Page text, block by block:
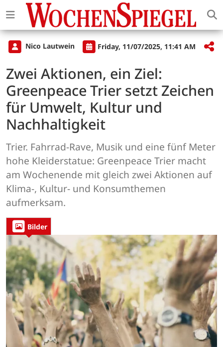
Nico Lautwein Friday, 11/07/2025, 11:41 AM
Zwei Aktionen, ein Ziel:
Greenpeace Trier setzt Zeichen
für Umwelt, Kultur und
Nachhaltigkeit
Trier. Fahrrad-Rave, Musik und eine fünf Meter
hohe Kleiderstatue: Greenpeace Trier macht
am Wochenende mit gleich zwei Aktionen auf
Klima-, Kultur- und Konsumthemen
aufmerksam.
Bilder